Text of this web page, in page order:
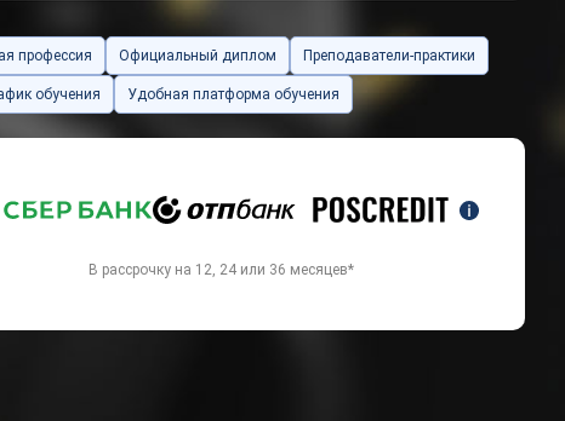
профессия Официальный диплом Преподаватели-практики
обучения Удобная платформа обучения
В рассрочку на 12, 24 или 36 месяцев*